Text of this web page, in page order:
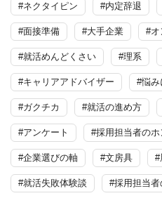
#ネクタイピン #内定辞退
#面接準備 #大手企業 #オ
#就活めんどくさい #理系
#キャリアアドバイザー #悩み
#ガクチカ #就活の進め方
#アンケート #採用担当者のホ
#企業選びの軸 #文房具 #
#就活失敗体験談 #採用担当